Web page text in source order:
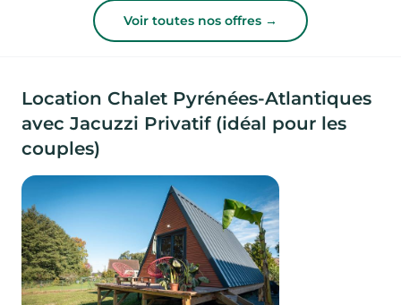
Voir toutes nos offres →
Location Chalet Pyrénées-Atlantiques
avec Jacuzzi Privatif (idéal pour les
couples)